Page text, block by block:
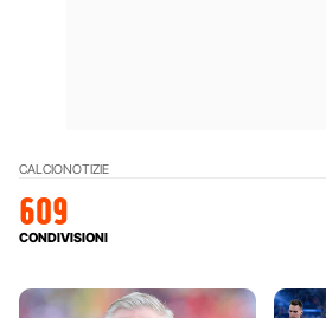
CALCIONOTIZIE
609
CONDIVISIONI